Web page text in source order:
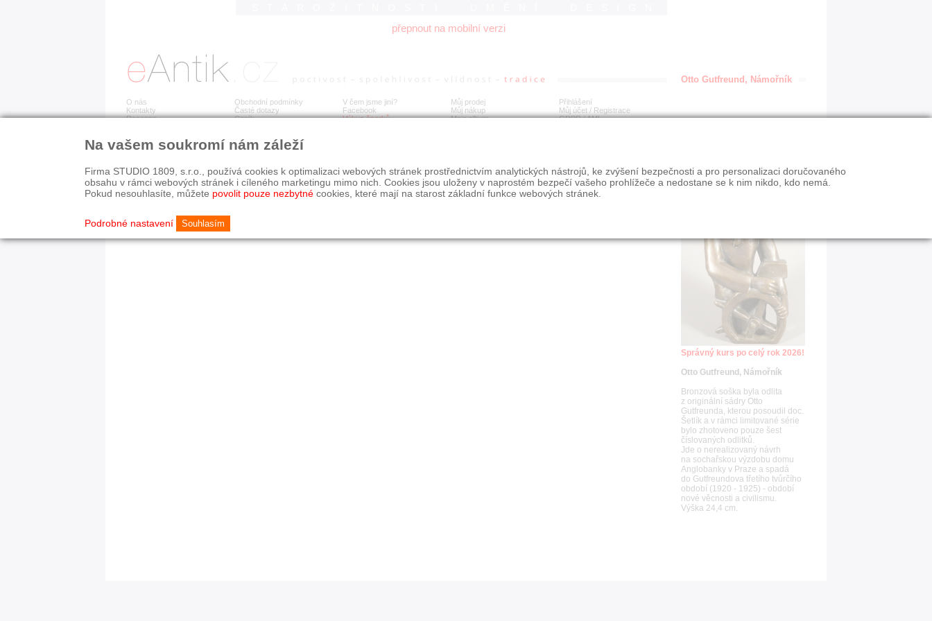
přepnout na mobilní verzi
O nás
Kontakty
Recenze
Obchodní podmínky
Časté dotazy
Ceník
V čem jsme jiní?
Facebook
Výkup šperků
Můj prodej
Můj nákup
Moje album
Přihlášení
Můj účet / Registrace
GDPR/AML
Detail položky již není dostupný.
© 2003-2026 STUDIO 1809, s.r.o.
Otto Gutfreund, Námořník
Správný kurs po celý rok 2026!
Otto Gutfreund, Námořník
Bronzová soška byla odlita
z originální sádry Otto
Gutfreunda, kterou posoudil doc.
Šetlík a v rámci limitované série
bylo zhotoveno pouze šest
číslovaných odlitků.
Jde o nerealizovaný návrh
na sochařskou výzdobu domu
Anglobanky v Praze a spadá
do Gutfreundova třetího tvůrčího
období (1920 - 1925) - období
nové věcnosti a civilismu.
Výška 24,4 cm.
Na vašem soukromí nám záleží
Firma STUDIO 1809, s.r.o., používá cookies k optimalizaci webových stránek prostřednictvím analytických nástrojů, ke zvýšení bezpečnosti a pro personalizaci doručovaného
obsahu v rámci webových stránek i cíleného marketingu mimo nich. Cookies jsou uloženy v naprostém bezpečí vašeho prohlížeče a nedostane se k nim nikdo, kdo nemá.
Pokud nesouhlasíte, můžete povolit pouze nezbytné cookies, které mají na starost základní funkce webových stránek.
Podrobné nastavení Souhlasím